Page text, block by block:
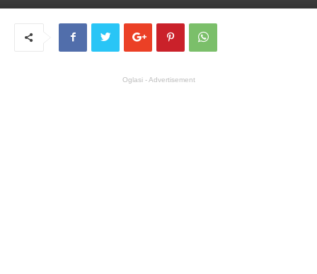
Oglasi - Advertisement